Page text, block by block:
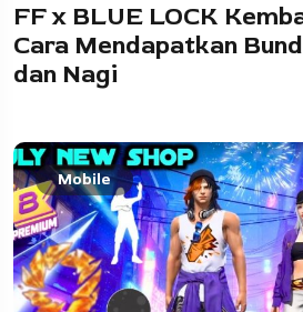
FF x BLUE LOCK
Cara Mendapatkan
dan Nagi
Mobile